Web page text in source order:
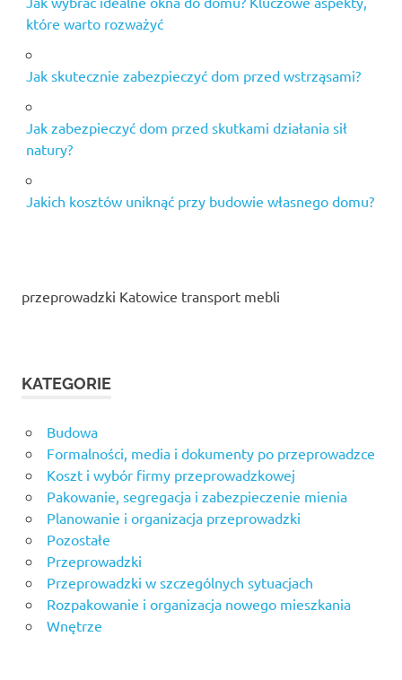
które warto rozważyć
Jak skutecznie zabezpieczyć dom przed wstrząsami?
Jak zabezpieczyć dom przed skutkami działania sił
natury?
Jakich kosztów uniknąć przy budowie własnego domu?
przeprowadzki Katowice transport mebli
KATEGORIE
Budowa
Formalności, media i dokumenty po przeprowadzce
Koszt i wybór firmy przeprowadzkowej
Pakowanie, segregacja i zabezpieczenie mienia
Planowanie i organizacja przeprowadzki
Pozostałe
Przeprowadzki
Przeprowadzki w szczególnych sytuacjach
Rozpakowanie i organizacja nowego mieszkania
Wnętrze